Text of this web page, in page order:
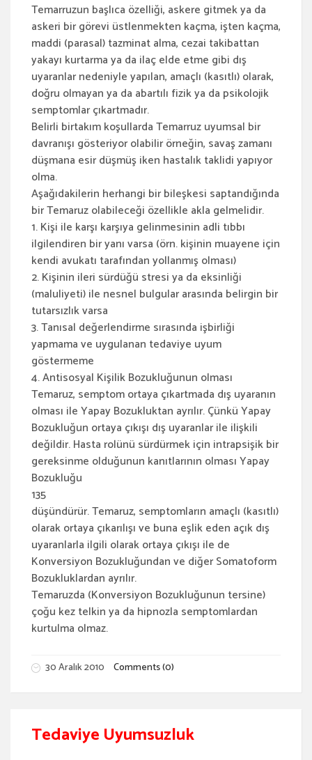
Temarruzun başlıca özelliği, askere gitmek ya da
askeri bir görevi üstlenmekten kaçma, işten kaçma,
maddi (parasal) tazminat alma, cezai takibattan
yakayı kurtarma ya da ilaç elde etme gibi dış
uyaranlar nedeniyle yapılan, amaçlı (kasıtlı) olarak,
doğru olmayan ya da abartılı fizik ya da psikolojik
semptomlar çıkartmadır.
Belirli birtakım koşullarda Temarruz uyumsal bir
davranışı gösteriyor olabilir örneğin, savaş zamanı
düşmana esir düşmüş iken hastalık taklidi yapıyor
olma.
Aşağıdakilerin herhangi bir bileşkesi saptandığında
bir Temaruz olabileceği özellikle akla gelmelidir.
1. Kişi ile karşı karşıya gelinmesinin adli tıbbı
ilgilendiren bir yanı varsa (örn. kişinin muayene için
kendi avukatı tarafından yollanmış olması)
2. Kişinin ileri sürdüğü stresi ya da eksinliği
(maluliyeti) ile nesnel bulgular arasında belirgin bir
tutarsızlık varsa
3. Tanısal değerlendirme sırasında işbirliği
yapmama ve uygulanan tedaviye uyum
göstermeme
4. Antisosyal Kişilik Bozukluğunun olması
Temaruz, semptom ortaya çıkartmada dış uyaranın
olması ile Yapay Bozukluktan ayrılır. Çünkü Yapay
Bozukluğun ortaya çıkışı dış uyaranlar ile ilişkili
değildir. Hasta rolünü sürdürmek için intrapsişik bir
gereksinme olduğunun kanıtlarının olması Yapay
Bozukluğu
135
düşündürür. Temaruz, semptomların amaçlı (kasıtlı)
olarak ortaya çıkarılışı ve buna eşlik eden açık dış
uyaranlarla ilgili olarak ortaya çıkışı ile de
Konversiyon Bozukluğundan ve diğer Somatoform
Bozukluklardan ayrılır.
Temaruzda (Konversiyon Bozukluğunun tersine)
çoğu kez telkin ya da hipnozla semptomlardan
kurtulma olmaz.
30 Aralık 2010 Comments (0)
Tedaviye Uyumsuzluk